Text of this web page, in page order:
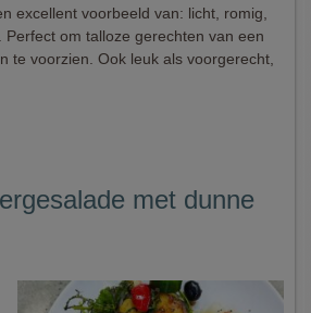
excellent voorbeeld van: licht, romig,
Perfect om talloze gerechten van een
te voorzien. Ook leuk als voorgerecht,
met dunne